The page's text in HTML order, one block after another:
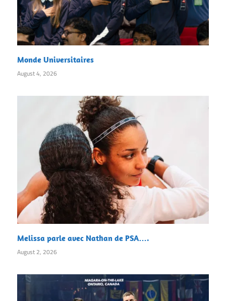
Monde Universitaires
August 4, 2026
Melissa parle avec Nathan de PSA….
August 2, 2026